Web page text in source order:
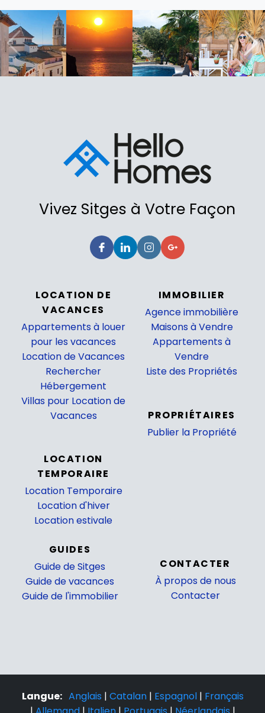
Vivez Sitges à Votre Façon
LOCATION DE
VACANCES
Appartements à louer
pour les vacances
Location de Vacances
Rechercher
Hébergement
Villas pour Location de
Vacances
LOCATION
TEMPORAIRE
Location Temporaire
Location d'hiver
Location estivale
IMMOBILIER
Agence immobilière
Maisons à Vendre
Appartements à
Vendre
Liste des Propriétés
PROPRIÉTAIRES
Publier la Propriété
GUIDES
Guide de Sitges
Guide de vacances
Guide de l'immobilier
CONTACTER
À propos de nous
Contacter
Langue: Anglais | Catalan | Espagnol | Français